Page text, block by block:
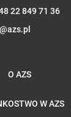
22 849 71 36
O AZS
W AZS